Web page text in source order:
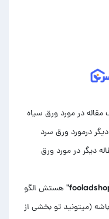
یک مقاله در مورد ورق سیاه
درمورد ورق سرد
دیگر در مورد ورق
از مطالبی که توی صفحات سایت "fooladshop.com" هستش الگو
(میتونید تو بخشی از